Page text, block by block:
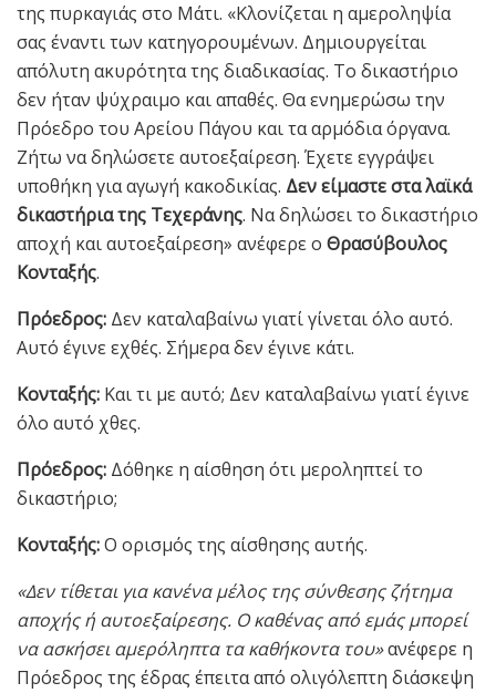
της πυρκαγιάς στο Μάτι. «Κλονίζεται η αμεροληψία
σας έναντι των κατηγορουμένων. Δημιουργείται
απόλυτη ακυρότητα της διαδικασίας. Το δικαστήριο
δεν ήταν ψύχραιμο και απαθές. Θα ενημερώσω την
Πρόεδρο του Αρείου Πάγου και τα αρμόδια όργανα.
Ζήτω να δηλώσετε αυτοεξαίρεση. Έχετε εγγράψει
υποθήκη για αγωγή κακοδικίας. Δεν είμαστε στα λαϊκά
δικαστήρια της Τεχεράνης. Να δηλώσει το δικαστήριο
αποχή και αυτοεξαίρεση» ανέφερε ο Θρασύβουλος
Κονταξής.
Πρόεδρος: Δεν καταλαβαίνω γιατί γίνεται όλο αυτό.
Αυτό έγινε εχθές. Σήμερα δεν έγινε κάτι.
Κονταξής: Και τι με αυτό; Δεν καταλαβαίνω γιατί έγινε
όλο αυτό χθες.
Πρόεδρος: Δόθηκε η αίσθηση ότι μεροληπτεί το
δικαστήριο;
Κονταξής:Ο ορισμός της αίσθησης αυτής.
«Δεν τίθεται για κανένα μέλος της σύνθεσης ζήτημα
αποχής ή αυτοεξαίρεσης. Ο καθένας από εμάς μπορεί
να ασκήσει αμερόληπτα τα καθήκοντα του»ανέφερε η
Πρόεδρος της έδρας έπειτα από ολιγόλεπτη διάσκεψη